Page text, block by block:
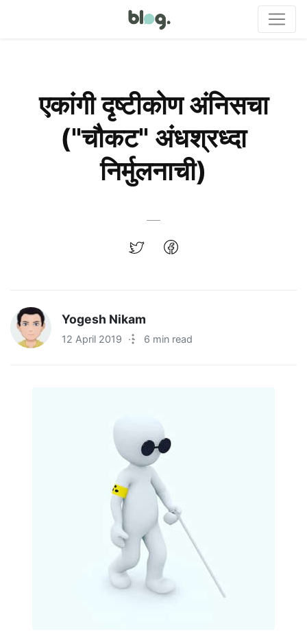
एकांगी दृष्टीकोण अंनिसचा
("चौकट" अंधश्रध्दा
निर्मुलनाची)
Yogesh Nikam
12 April 2019 · 6 min read